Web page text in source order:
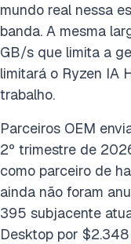
mundo real nessa
banda. A mesma
GB/s que limita a
limitará o Ryzen IA
trabalho.
Parceiros OEM
2º trimestre de
como parceiro de
ainda não foram
395 subjacente
Desktop por